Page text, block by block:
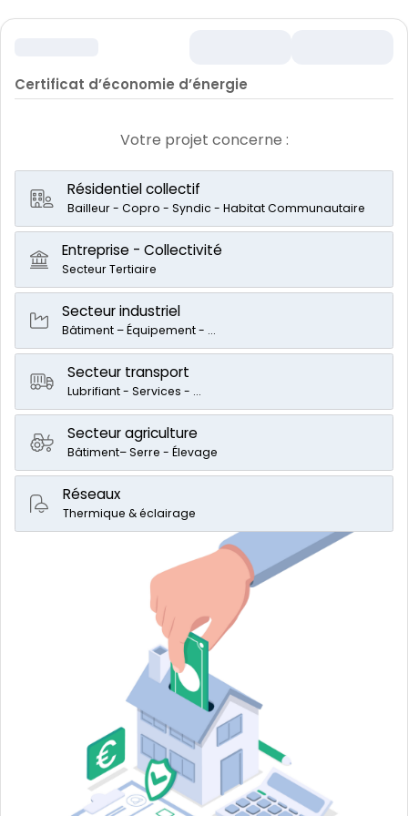
Certificat d’économie d’énergie
Votre projet concerne :
Résidentiel collectif
Bailleur - Copro - Syndic - Habitat Communautaire
Entreprise - Collectivité
Secteur Tertiaire
Secteur industriel
Bâtiment – Équipement - ...
Secteur transport
Lubrifiant - Services - ...
Secteur agriculture
Bâtiment– Serre - Élevage
Réseaux
Thermique & éclairage